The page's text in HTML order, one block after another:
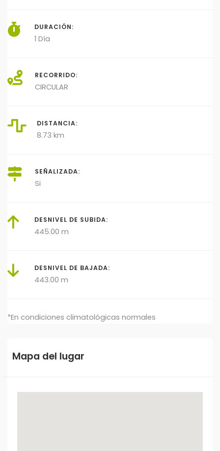
DURACIÓN:
1 Día
RECORRIDO:
CIRCULAR
DISTANCIA:
8.73 km
SEÑALIZADA:
Si
DESNIVEL DE SUBIDA:
445.00 m
DESNIVEL DE BAJADA:
443.00 m
*En condiciones climatológicas normales
Mapa del lugar